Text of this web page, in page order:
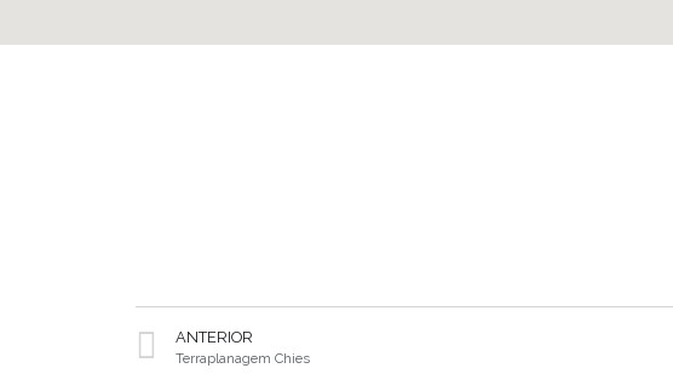
ANTERIOR
Terraplanagem Chies